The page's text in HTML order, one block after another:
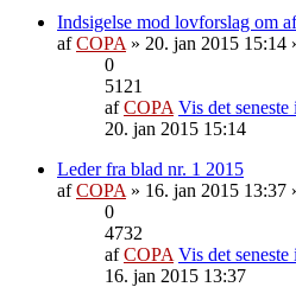
Indsigelse mod lovforslag om
afCOPA » 20. jan 2015 15:14
0
5121
afCOPA Vis det
20. jan 2015 15:14
Leder fra blad nr. 1 2015
afCOPA » 16. jan 2015 13:37
0
4732
afCOPA Vis det
16. jan 2015 13:37